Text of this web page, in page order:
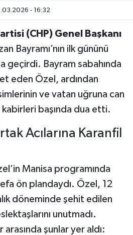
- 16:32
(CHP) Genel Başkanı
Bayramı’nın ilk gününü
geçirdi. Bayram sabahında
eden Özel, ardından
ve vatan uğruna can
kabirleri başında dua etti.
Acılarına Karanfil
Manisa programında
ön plandaydı. Özel, 12
döneminde şehit edilen
unutmadı.
şunlar yer aldı: